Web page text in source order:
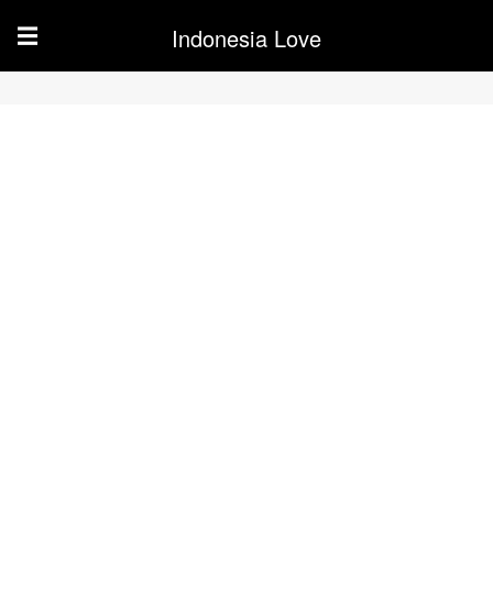
☰ Indonesia Love